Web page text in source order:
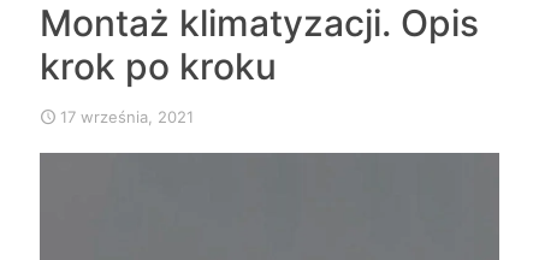
Montaż klimatyzacji. Opis
krok po kroku
17 września, 2021